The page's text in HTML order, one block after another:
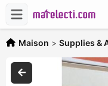
Maison > Supplies &